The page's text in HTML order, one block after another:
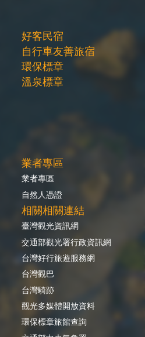
好客民宿
自行車友善旅宿
環保標章
溫泉標章
業者專區
業者專區
自然人憑證
相關相關連結
臺灣觀光資訊網
交通部觀光署行政資訊網
台灣好行旅遊服務網
台灣觀巴
台灣騎跡
觀光多媒體開放資料
環保標章旅館查詢